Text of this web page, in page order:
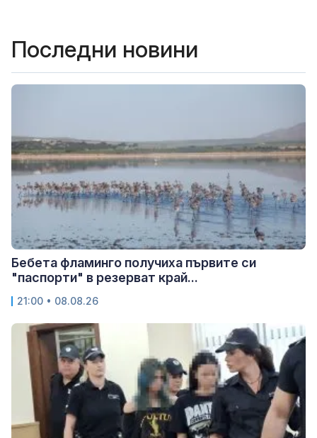
Последни новини
Бебета фламинго получиха първите си
"паспорти" в резерват край...
21:00 • 08.08.26